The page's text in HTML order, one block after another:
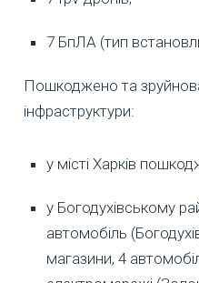
7 БпЛА (тип
Пошкоджено та
інфраструктури:
у місті Харків
у Богодухівському
автомобіль
магазини, 4